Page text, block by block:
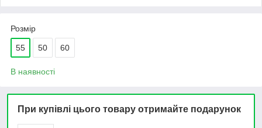
Розмір
55 50 60
В наявності
При купівлі цього товару отримайте подарунок